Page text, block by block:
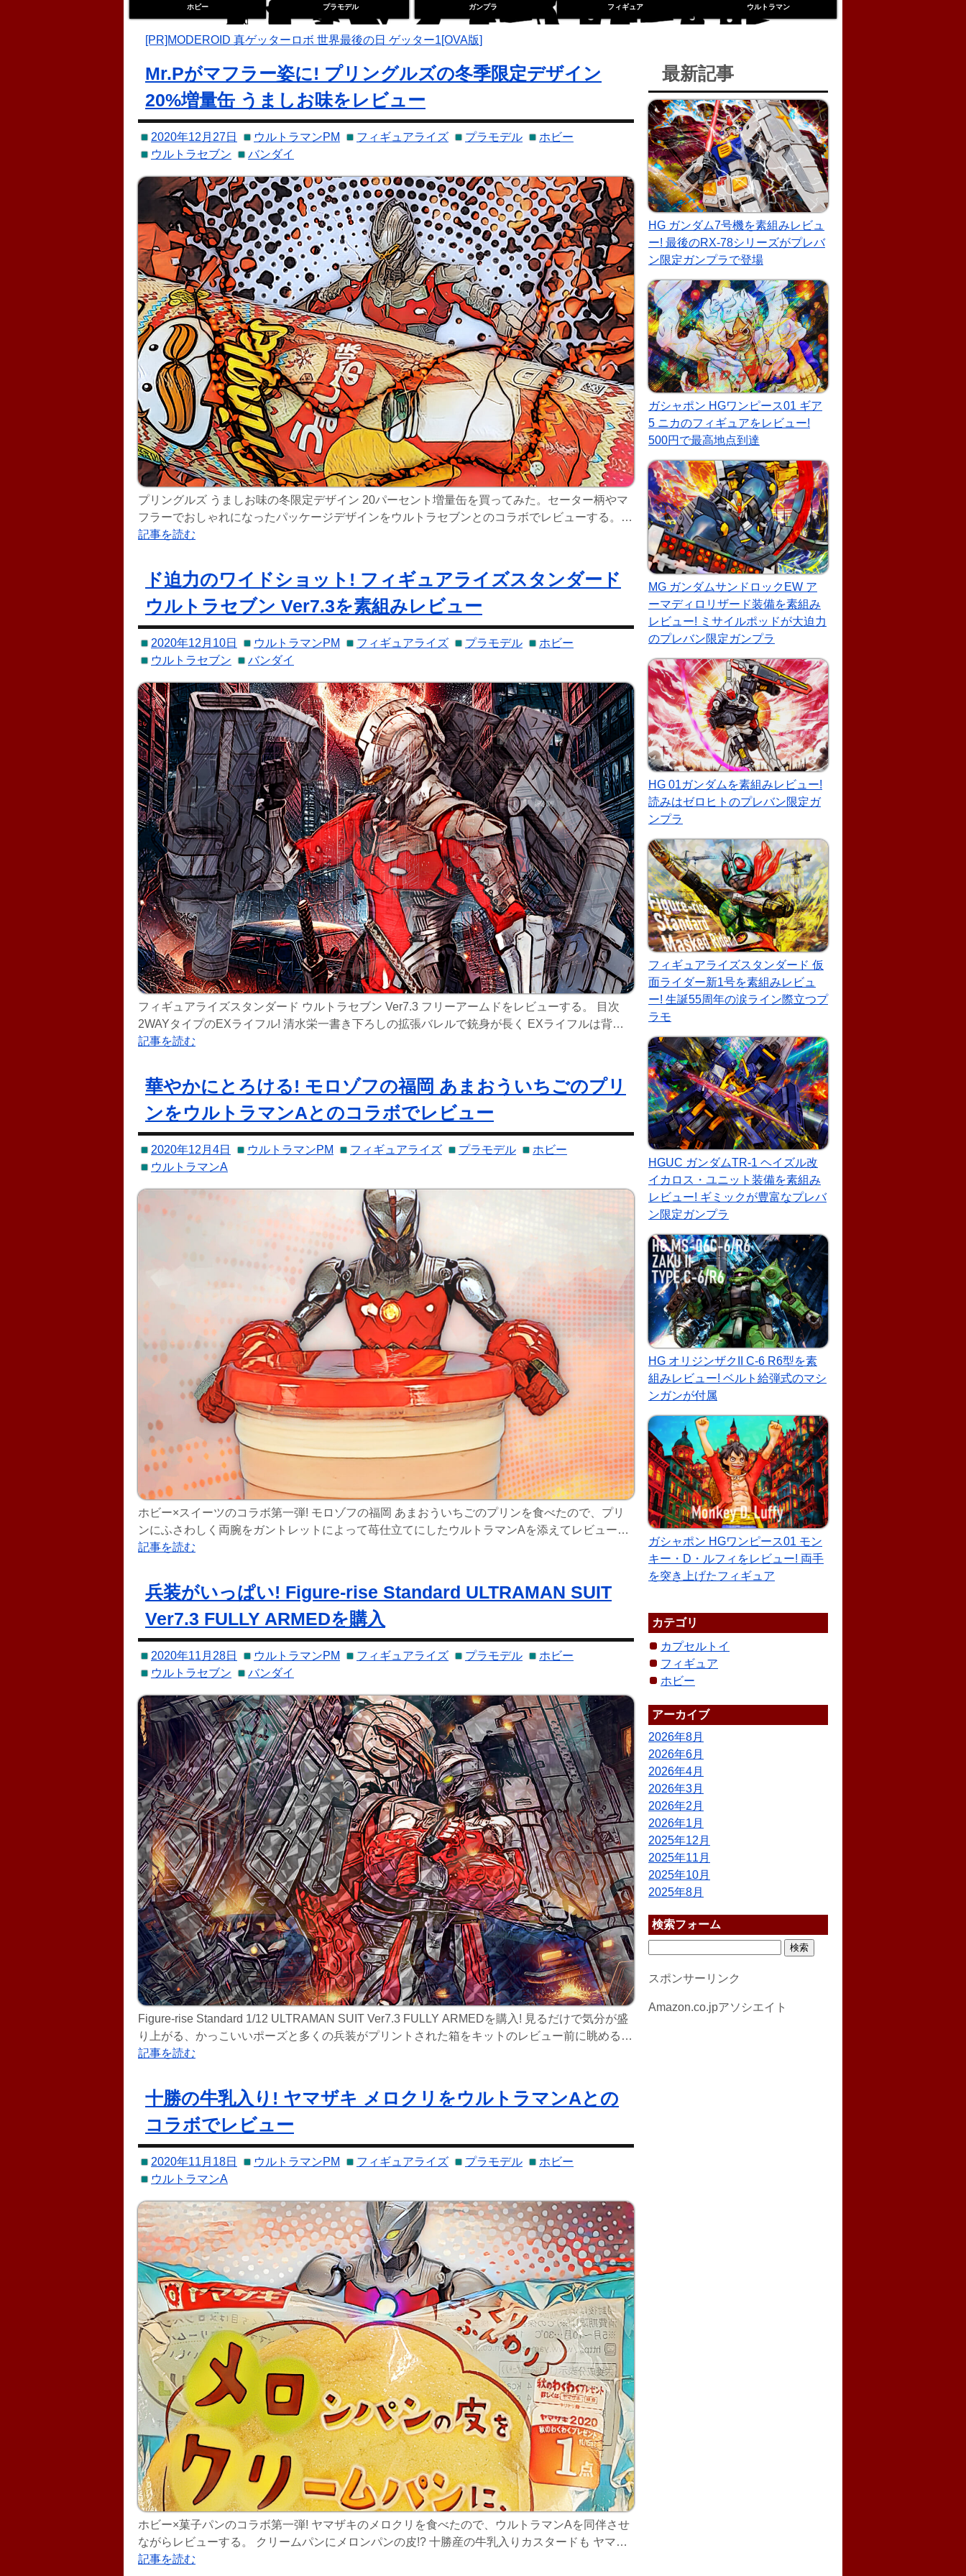
トイゼデンホビー プラモデル ガンプラ フィギュア ウルトラマン
[PR]MODEROID 真ゲッターロボ 世界最後の日 ゲッター1[OVA版]
Mr.Pがマフラー姿に! プリングルズの冬季限定デザイン
20%増量缶 うましお味をレビュー
2020年12月27日 ウルトラマンPM フィギュアライズ プラモデル
ホビー
ウルトラセブン
バンダイ
プリングルズ うましお味の冬限定デザイン 20パーセント増量缶を買ってみた。セーター柄やマ
フラーでおしゃれになったパッケージデザインをウルトラセブンとのコラボでレビューする。
Mr.Pがレアなマフラー姿に! 赤いうましお味は プリングルズ 冬季限定デザイン 20%増量缶 うま
記事を読む
ド迫力のワイドショット! フィギュアライズスタンダード
ウルトラセブン Ver7.3を素組みレビュー
2020年12月10日 ウルトラマンPM フィギュアライズ プラモデル
ホビー
ウルトラセブン
バンダイ
フィギュアライズスタンダード ウルトラセブン Ver7.3 フリーアームドをレビューする。 目次
2WAYタイプのEXライフル! 清水栄一書き下ろしの拡張バレルで銃身が長く EXライフルは背中
にマウントできる! Ver7.3の重量感に大きく貢献 圧倒的な破壊力のワイドショット! 巨大兵器から
記事を読む
華やかにとろける! モロゾフの福岡 あまおういちごのプリ
ンをウルトラマンAとのコラボでレビュー
2020年12月4日 ウルトラマンPM フィギュアライズ プラモデル
ホビー
ウルトラマンA
ホビー×スイーツのコラボ第一弾! モロゾフの福岡 あまおういちごのプリンを食べたので、プリ
ンにふさわしく両腕をガントレットによって苺仕立てにしたウルトラマンAを添えてレビューす
る。 福岡県産のあまおういちごと北海道産生クリームソースを使用したプリン 福岡 あまおうい
記事を読む
兵装がいっぱい! Figure-rise Standard ULTRAMAN SUIT
Ver7.3 FULLY ARMEDを購入
2020年11月28日 ウルトラマンPM フィギュアライズ プラモデル
ホビー
ウルトラセブン
バンダイ
Figure-rise Standard 1/12 ULTRAMAN SUIT Ver7.3 FULLY ARMEDを購入! 見るだけで気分が盛
り上がる、かっこいいポーズと多くの兵装がプリントされた箱をキットのレビュー前に眺める。
なお、レビューは以下のリンクから。 ド迫力のワイドショット! フィギュアライズスタンダード
記事を読む
十勝の牛乳入り! ヤマザキ メロクリをウルトラマンAとの
コラボでレビュー
2020年11月18日 ウルトラマンPM フィギュアライズ プラモデル
ホビー
ウルトラマンA
ホビー×菓子パンのコラボ第一弾! ヤマザキのメロクリを食べたので、ウルトラマンAを同伴させ
ながらレビューする。 クリームパンにメロンパンの皮!? 十勝産の牛乳入りカスタードも ヤマザ
キのメロクリは、2020年11月の新商品として登場した。エネルギーは324カロリー、脂質は
記事を読む
最新記事
HG ガンダム7号機を素組みレビュ
ー! 最後のRX-78シリーズがプレバ
ン限定ガンプラで登場
ガシャポン HGワンピース01 ギア
5 ニカのフィギュアをレビュー!
500円で最高地点到達
MG ガンダムサンドロックEW ア
ーマディロリザード装備を素組み
レビュー! ミサイルポッドが大迫力
のプレバン限定ガンプラ
HG 01ガンダムを素組みレビュー!
読みはゼロヒトのプレバン限定ガ
ンプラ
フィギュアライズスタンダード 仮
面ライダー新1号を素組みレビュ
ー! 生誕55周年の涙ライン際立つプ
ラモ
HGUC ガンダムTR-1 ヘイズル改
イカロス・ユニット装備を素組み
レビュー! ギミックが豊富なプレバ
ン限定ガンプラ
HG オリジンザクII C-6 R6型を素
組みレビュー! ベルト給弾式のマシ
ンガンが付属
ガシャポン HGワンピース01 モン
キー・D・ルフィをレビュー! 両手
を突き上げたフィギュア
カテゴリ
カプセルトイ
フィギュア
ホビー
アーカイブ
2026年8月
2026年6月
2026年4月
2026年3月
2026年2月
2026年1月
2025年12月
2025年11月
2025年10月
2025年8月
検索フォーム
スポンサーリンク
Amazon.co.jpアソシエイト